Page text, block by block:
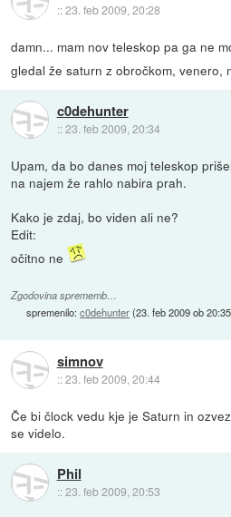
::23. feb 2009, 20:28
damn... mam nov teleskop pa ga ne
gledal že saturn z obročkom, venero,
c0dehunter
::23. feb 2009, 20:34
Upam, da bo danes moj teleskop
na najem že rahlo nabira prah.
Kako je zdaj, bo viden ali ne?
Edit:
očitno ne
Zgodovina sprememb…
spremenilo:c0dehunter(23. feb 2009 ob 20:35
simnov
::23. feb 2009, 20:44
Če bi člock vedu kje je Saturn in
se videlo.
Phil
::23. feb 2009, 20:53